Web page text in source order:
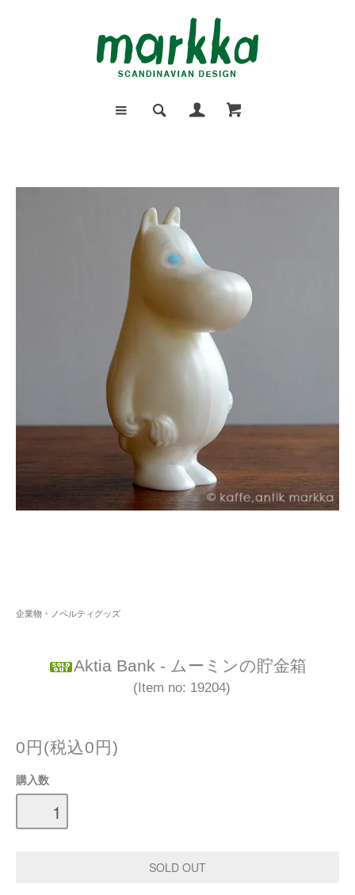
企業物・ノベルティグッズ
Aktia Bank - ムーミンの貯金箱
(Item no: 19204)
0円(税込0円)
購入数